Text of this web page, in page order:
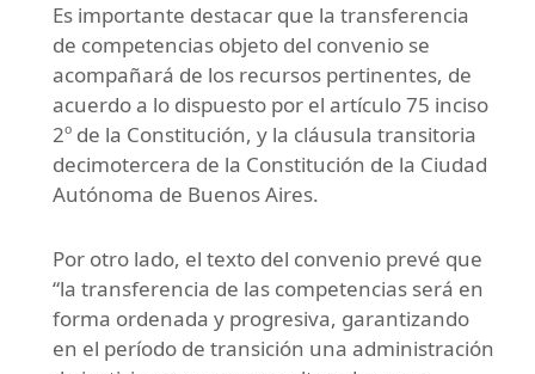
Es importante destacar que la transferencia
de competencias objeto del convenio se
acompañará de los recursos pertinentes, de
acuerdo a lo dispuesto por el artículo 75 inciso
2º de la Constitución, y la cláusula transitoria
decimotercera de la Constitución de la Ciudad
Autónoma de Buenos Aires.
Por otro lado, el texto del convenio prevé que
“la transferencia de las competencias será en
forma ordenada y progresiva, garantizando
en el período de transición una administración